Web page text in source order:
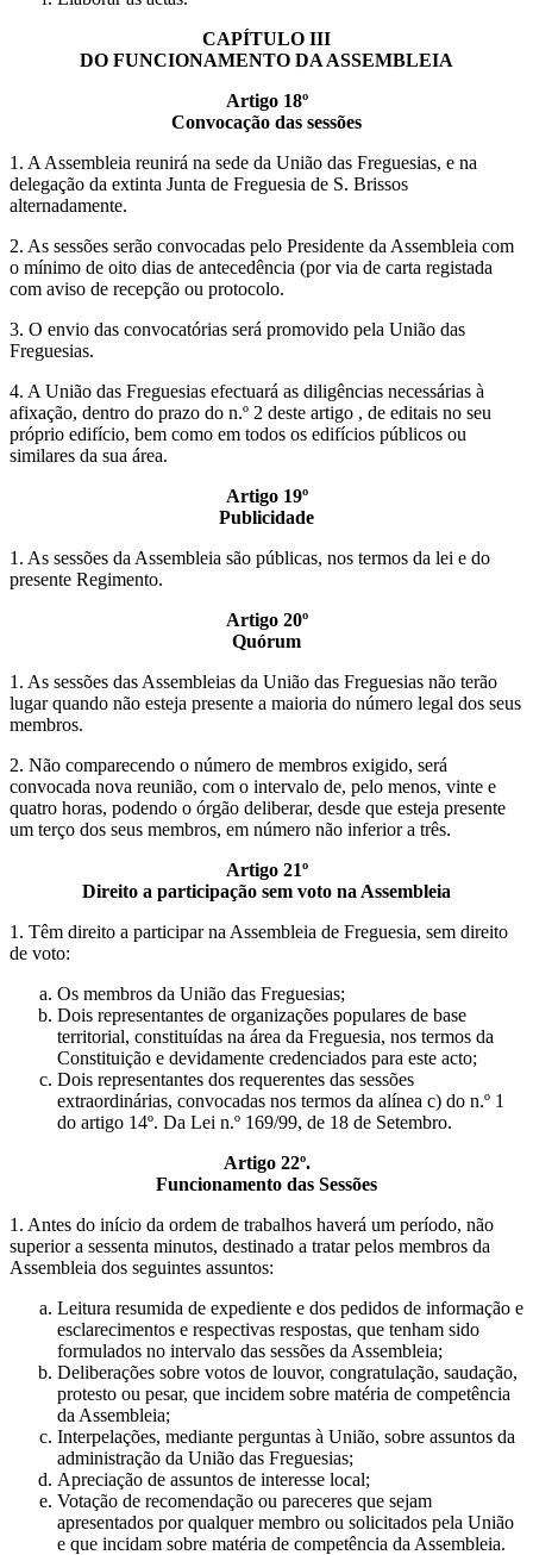
CAPÍTULO III
DO FUNCIONAMENTO DA ASSEMBLEIA
Artigo 18º
Convocação das sessões
1. A Assembleia reunirá na sede da União das Freguesias, e na
delegação da extinta Junta de Freguesia de S. Brissos
alternadamente.
2. As sessões serão convocadas pelo Presidente da Assembleia com
o mínimo de oito dias de antecedência (por via de carta registada
com aviso de recepção ou protocolo.
3. O envio das convocatórias será promovido pela União das
Freguesias.
4. A União das Freguesias efectuará as diligências necessárias à
afixação, dentro do prazo do n.º 2 deste artigo , de editais no seu
próprio edifício, bem como em todos os edifícios públicos ou
similares da sua área.
Artigo 19º
Publicidade
1. As sessões da Assembleia são públicas, nos termos da lei e do
presente Regimento.
Artigo 20º
Quórum
1. As sessões das Assembleias da União das Freguesias não terão
lugar quando não esteja presente a maioria do número legal dos seus
membros.
2. Não comparecendo o número de membros exigido, será
convocada nova reunião, com o intervalo de, pelo menos, vinte e
quatro horas, podendo o órgão deliberar, desde que esteja presente
um terço dos seus membros, em número não inferior a três.
Artigo 21º
Direito a participação sem voto na Assembleia
1. Têm direito a participar na Assembleia de Freguesia, sem direito
de voto:
Os membros da União das Freguesias;
Dois representantes de organizações populares de base
territorial, constituídas na área da Freguesia, nos termos da
Constituição e devidamente credenciados para este acto;
Dois representantes dos requerentes das sessões
extraordinárias, convocadas nos termos da alínea c) do n.º 1
do artigo 14º. Da Lei n.º 169/99, de 18 de Setembro.
Artigo 22º.
Funcionamento das Sessões
1. Antes do início da ordem de trabalhos haverá um período, não
superior a sessenta minutos, destinado a tratar pelos membros da
Assembleia dos seguintes assuntos:
Leitura resumida de expediente e dos pedidos de informação e
esclarecimentos e respectivas respostas, que tenham sido
formulados no intervalo das sessões da Assembleia;
Deliberações sobre votos de louvor, congratulação, saudação,
protesto ou pesar, que incidem sobre matéria de competência
da Assembleia;
Interpelações, mediante perguntas à União, sobre assuntos da
administração da União das Freguesias;
Apreciação de assuntos de interesse local;
Votação de recomendação ou pareceres que sejam
apresentados por qualquer membro ou solicitados pela União
e que incidam sobre matéria de competência da Assembleia.